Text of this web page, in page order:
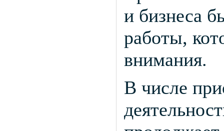
и бизнеса
работы,
внимания.
В числе